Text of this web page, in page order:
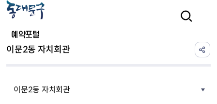
예약포털
이문2동 자치회관
이문2동 자치회관